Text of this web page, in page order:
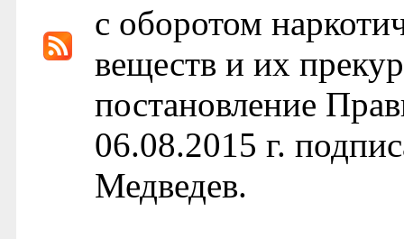
с оборотом
веществ и их
постановление
06.08.2015 г.
Медведев.